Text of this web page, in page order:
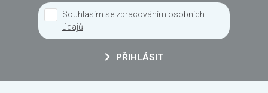
Souhlasím se zpracováním osobních
údajů
PŘIHLÁSIT